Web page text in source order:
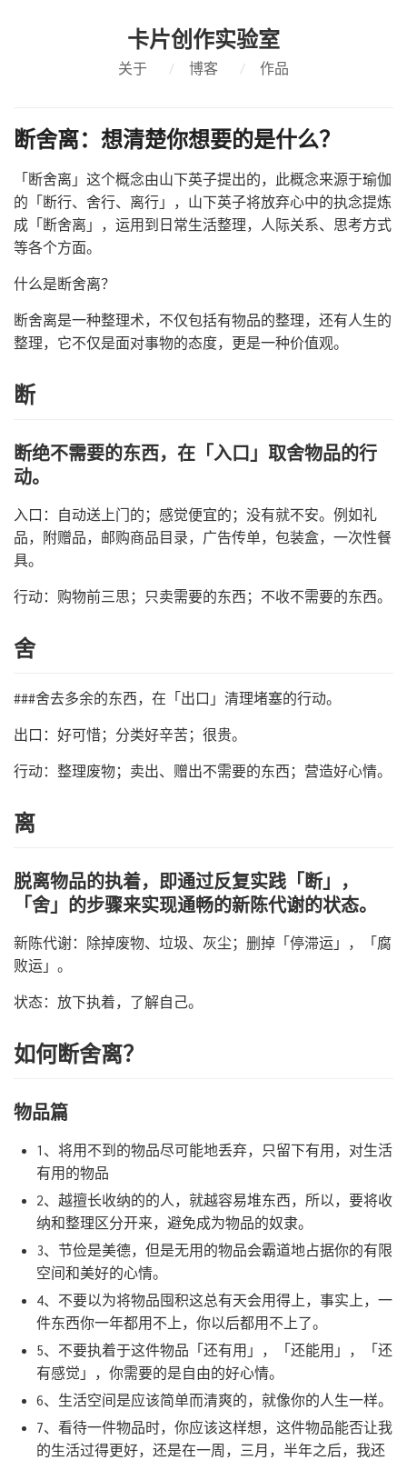
卡片创作实验室
关于 / 博客 / 作品
断舍离：想清楚你想要的是什么？
「断舍离」这个概念由山下英子提出的，此概念来源于瑜伽
的「断行、舍行、离行」，山下英子将放弃心中的执念提炼
成「断舍离」，运用到日常生活整理，人际关系、思考方式
等各个方面。
什么是断舍离？
断舍离是一种整理术，不仅包括有物品的整理，还有人生的
整理，它不仅是面对事物的态度，更是一种价值观。
断
断绝不需要的东西，在「入口」取舍物品的行
动。
入口：自动送上门的；感觉便宜的；没有就不安。例如礼
品，附赠品，邮购商品目录，广告传单，包装盒，一次性餐
具。
行动：购物前三思；只卖需要的东西；不收不需要的东西。
舍
###舍去多余的东西，在「出口」清理堵塞的行动。
出口：好可惜；分类好辛苦；很贵。
行动：整理废物；卖出、赠出不需要的东西；营造好心情。
离
脱离物品的执着，即通过反复实践「断」，
「舍」的步骤来实现通畅的新陈代谢的状态。
新陈代谢：除掉废物、垃圾、灰尘；删掉「停滞运」，「腐
败运」。
状态：放下执着，了解自己。
如何断舍离？
物品篇
1、将用不到的物品尽可能地丢弃，只留下有用，对生活
有用的物品
2、越擅长收纳的的人，就越容易堆东西，所以，要将收
纳和整理区分开来，避免成为物品的奴隶。
3、节俭是美德，但是无用的物品会霸道地占据你的有限
空间和美好的心情。
4、不要以为将物品囤积这总有天会用得上，事实上，一
件东西你一年都用不上，你以后都用不上了。
5、不要执着于这件物品「还有用」，「还能用」，「还
有感觉」，你需要的是自由的好心情。
6、生活空间是应该简单而清爽的，就像你的人生一样。
7、看待一件物品时，你应该这样想，这件物品能否让我
的生活过得更好，还是在一周，三月，半年之后，我还